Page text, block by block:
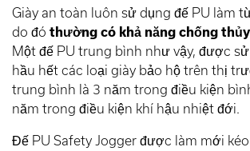
Giày an toàn luôn sử dụng đế PU làm
do đó thường có khả năng chống
Một đế PU trung bình như vậy, được
hầu hết các loại giày bảo hộ trên thị
trung bình là 3 năm trong điều kiện
năm trong điều kiện khí hậu nhiệt đới.
Đế PU Safety Jogger được làm mới